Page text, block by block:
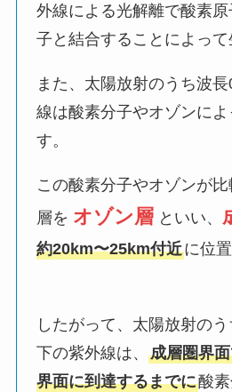
外線による光解離で酸素
子と結合することによって
また、太陽放射のうち波
線は酸素分子やオゾンによ
す。
この酸素分子やオゾンが
層を オゾン層 といい、
約20km〜25km付近に位
したがって、太陽放射の
下の紫外線は、成層圏界
界面に到達するまでに酸